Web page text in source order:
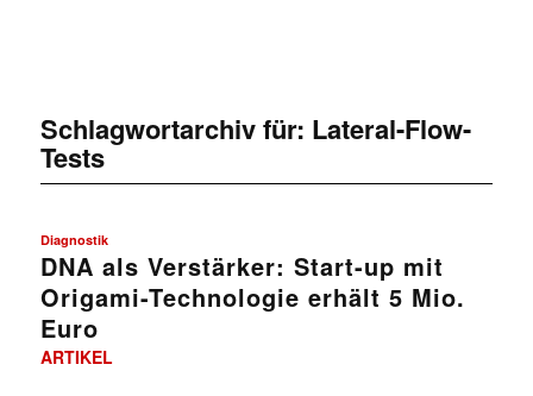
Schlagwortarchiv für: Lateral-Flow-
Tests
Diagnostik
DNA als Verstärker: Start-up mit
Origami-Technologie erhält 5 Mio.
Euro
ARTIKEL